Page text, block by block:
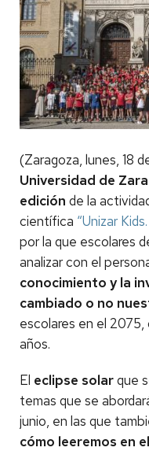
(Zaragoza, lunes, 18
Universidad de
edición de la
científica “Unizar
por la que escolares
analizar con el
conocimiento y la
cambiado o no
escolares en el
años.
El eclipse solarque
temas que se
junio, en las que
cómo leeremos en